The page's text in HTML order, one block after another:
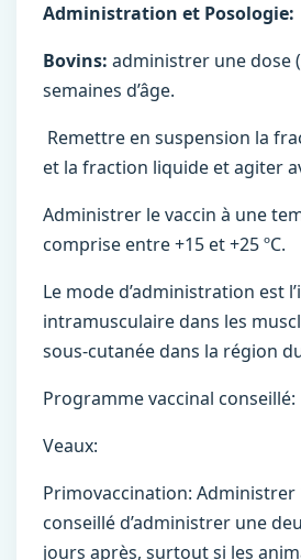
Administration et Posologie:
Bovins: administrer une dose
semaines d’âge.
Remettre en suspension la
et la fraction liquide et agiter
Administrer le vaccin à une
comprise entre +15 et +25 ºC.
Le mode d’administration est
intramusculaire dans les
sous-cutanée dans la région
Programme vaccinal conseillé:
Veaux:
Primovaccination: Administrer
conseillé d’administrer une
jours après, surtout si les